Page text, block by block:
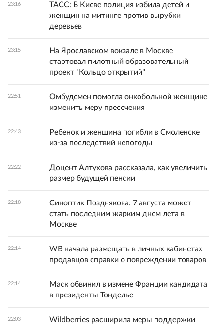
23:16
ТАСС: В Киеве полиция избила детей и
женщин на митинге против вырубки
деревьев
23:15
На Ярославском вокзале в Москве
стартовал пилотный образовательный
проект "Кольцо открытий"
22:51
Омбудсмен помогла онкобольной женщине
изменить меру пресечения
22:43
Ребенок и женщина погибли в Смоленске
из-за последствий непогоды
22:22
Доцент Алтухова рассказала, как увеличить
размер будущей пенсии
22:18
Синоптик Позднякова: 7 августа может
стать последним жарким днем лета в
Москве
22:14
WB начала размещать в личных кабинетах
продавцов справки о повреждении товаров
22:14
Маск обвинил в измене Франции кандидата
в президенты Тонделье
22:03 Wildberries расширила меры поддержки